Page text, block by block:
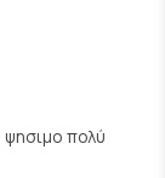
ψησιμο πολύ